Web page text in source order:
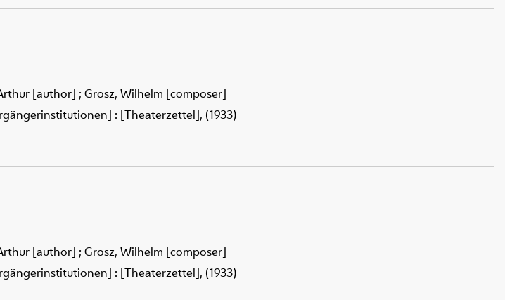
[author] ; Grosz, Wilhelm [composer]
: [Theaterzettel], (1933)
[author] ; Grosz, Wilhelm [composer]
: [Theaterzettel], (1933)